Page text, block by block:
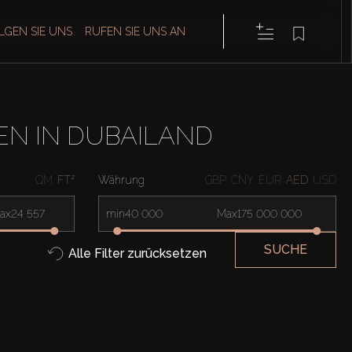
SIE UNS RUFEN SIE UNS AN
IN DUBAILAND
QM FT² Währung GBP CNY EUR AED USD
min Max
Alle Filter zurücksetzen SUCHE